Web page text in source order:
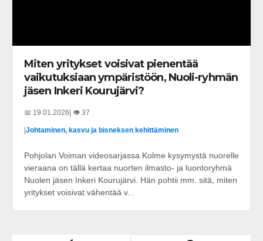
Miten yritykset voisivat pienentää
vaikutuksiaan ympäristöön, Nuoli-ryhmän
jäsen Inkeri Kourujärvi?
📅 19.01.2026| 👁️ 37
|Johtaminen, kasvu ja bisneksen kehittäminen
Pohjolan Voiman videosarjassa Kolme kysymystä nuorelle
vieraana on tällä kertaa nuorten ilmasto- ja luontoryhmä
Nuolen jäsen Inkeri Kourujärvi. Hän pohtii mm. sitä, miten
yritykset voisivat vähentää v...